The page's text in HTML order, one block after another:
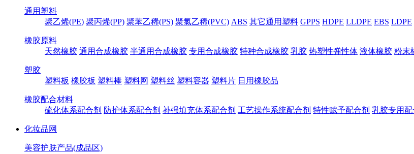
通用塑料
聚乙烯(PE) 聚丙烯(PP) 聚苯乙稀(PS) 聚氯乙稀(PVC) ABS 其它通用塑料 GPPS HDPE LLDPE EBS LDPE
橡胶原料
天然橡胶 通用合成橡胶 半通用合成橡胶 专用合成橡胶 特种合成橡胶 乳胶 热塑性弹性体 液体橡胶 粉末
塑胶
塑料板 橡胶板 塑料棒 塑料网 塑料丝 塑料容器 塑料片 日用橡胶品
橡胶配合材料
硫化体系配合剂 防护体系配合剂 补强填充体系配合剂 工艺操作系统配合剂 特性赋予配合剂 乳胶专用配
化妆品网
美容护肤产品(成品区)